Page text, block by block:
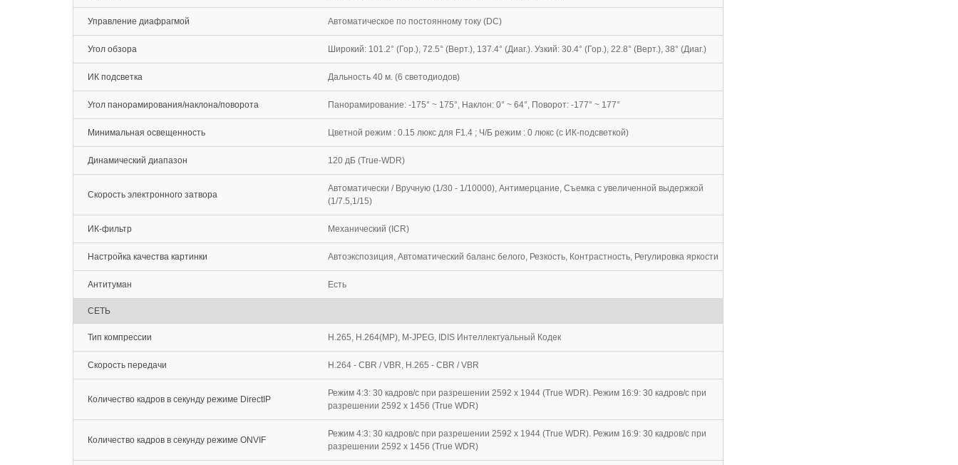
Управление диафрагмой Автоматическое по постоянному току (DC)
Угол обзора Широкий: 101.2° (Гор.), 72.5° (Верт.), 137.4° (Диаг.). Узкий: 30.4° (Гор.), 22.8° (Верт.), 38° (Диаг.)
ИК подсветка Дальность 40 м. (6 светодиодов)
Угол панорамирования/наклона/поворота Панорамирование: -175° ~ 175°, Наклон: 0° ~ 64°, Поворот: -177° ~ 177°
Минимальная освещенность Цветной режим : 0.15 люкс для F1.4 ; Ч/Б режим : 0 люкс (с ИК-подсветкой)
Динамический диапазон 120 дБ (True-WDR)
Скорость электронного затвора
Автоматически / Вручную (1/30 - 1/10000), Антимерцание, Съемка с увеличенной выдержкой
(1/7.5,1/15)
ИК-фильтр Механический (ICR)
Настройка качества картинки Автоэкспозиция, Автоматический баланс белого, Резкость, Контрастность, Регулировка яркости
Антитуман Есть
СЕТЬ
Тип компрессии H.265, H.264(MP), M-JPEG, IDIS Интеллектуальный Кодек
Скорость передачи H.264 - CBR / VBR, H.265 - CBR / VBR
Количество кадров в секунду режиме DirectIP
Режим 4:3: 30 кадров/с при разрешении 2592 x 1944 (True WDR). Режим 16:9: 30 кадров/с при
разрешении 2592 x 1456 (True WDR)
Количество кадров в секунду режиме ONVIF
Режим 4:3: 30 кадров/с при разрешении 2592 x 1944 (True WDR). Режим 16:9: 30 кадров/с при
разрешении 2592 x 1456 (True WDR)